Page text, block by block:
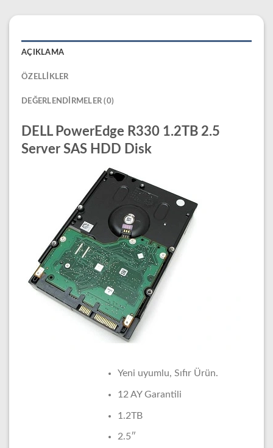
AÇIKLAMA
ÖZELLIKLER
DEĞERLENDIRMELER (0)
DELL PowerEdge R330 1.2TB 2.5
Server SAS HDD Disk
Yeni uyumlu, Sıfır Ürün.
12 AY Garantili
1.2TB
2.5″